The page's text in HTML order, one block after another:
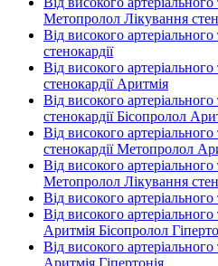
Метопролол Лікування
Від високого
стенокардії
Від високого
стенокардії Аритмія
Від високого
стенокардії Бісопролол
Від високого
стенокардії Метопролол
Від високого артеріального
Метопролол Лікування
Від високого
Від високого
Аритмія Бісопролол
Від високого
Аритмія Гіпертонія